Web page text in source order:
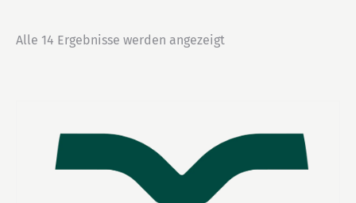
Alle 14 Ergebnisse werden angezeigt